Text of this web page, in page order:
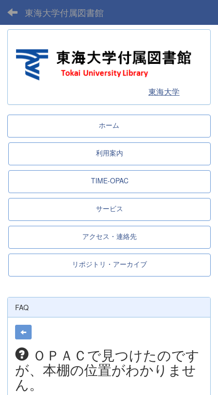
東海大学付属図書館
東海大学
ホーム
利用案内
TIME-OPAC
サービス
アクセス・連絡先
リポジトリ・アーカイブ
FAQ
ＯＰＡＣで見つけたのです
が、本棚の位置がわかりませ
ん。